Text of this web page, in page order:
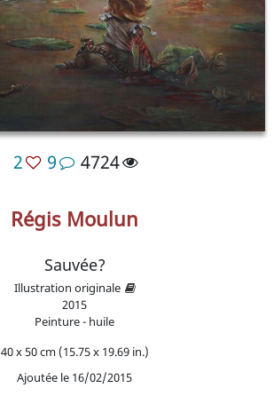
2 9 4724
Régis Moulun
Sauvée?
Illustration originale
2015
Peinture - huile
40 x 50 cm (15.75 x 19.69 in.)
Ajoutée le 16/02/2015